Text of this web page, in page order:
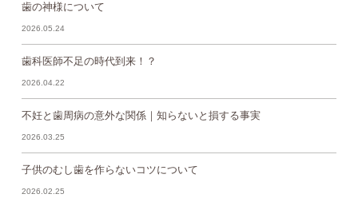
歯の神様について
2026.05.24
歯科医師不足の時代到来！？
2026.04.22
不妊と歯周病の意外な関係｜知らないと損する事実
2026.03.25
子供のむし歯を作らないコツについて
2026.02.25